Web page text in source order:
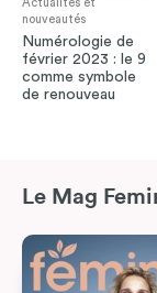
Actualités et
nouveautés
Numérologie de
février 2023 : le 9
comme symbole
de renouveau
Le Mag